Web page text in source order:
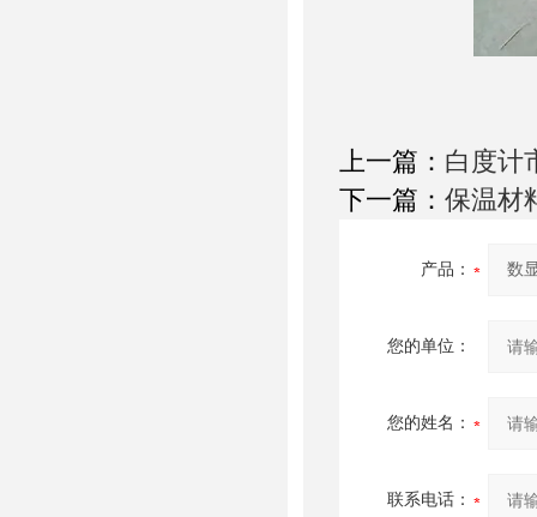
上一篇： 白度计
下一篇： 保温材
产品：
您的单位：
您的姓名：
联系电话：